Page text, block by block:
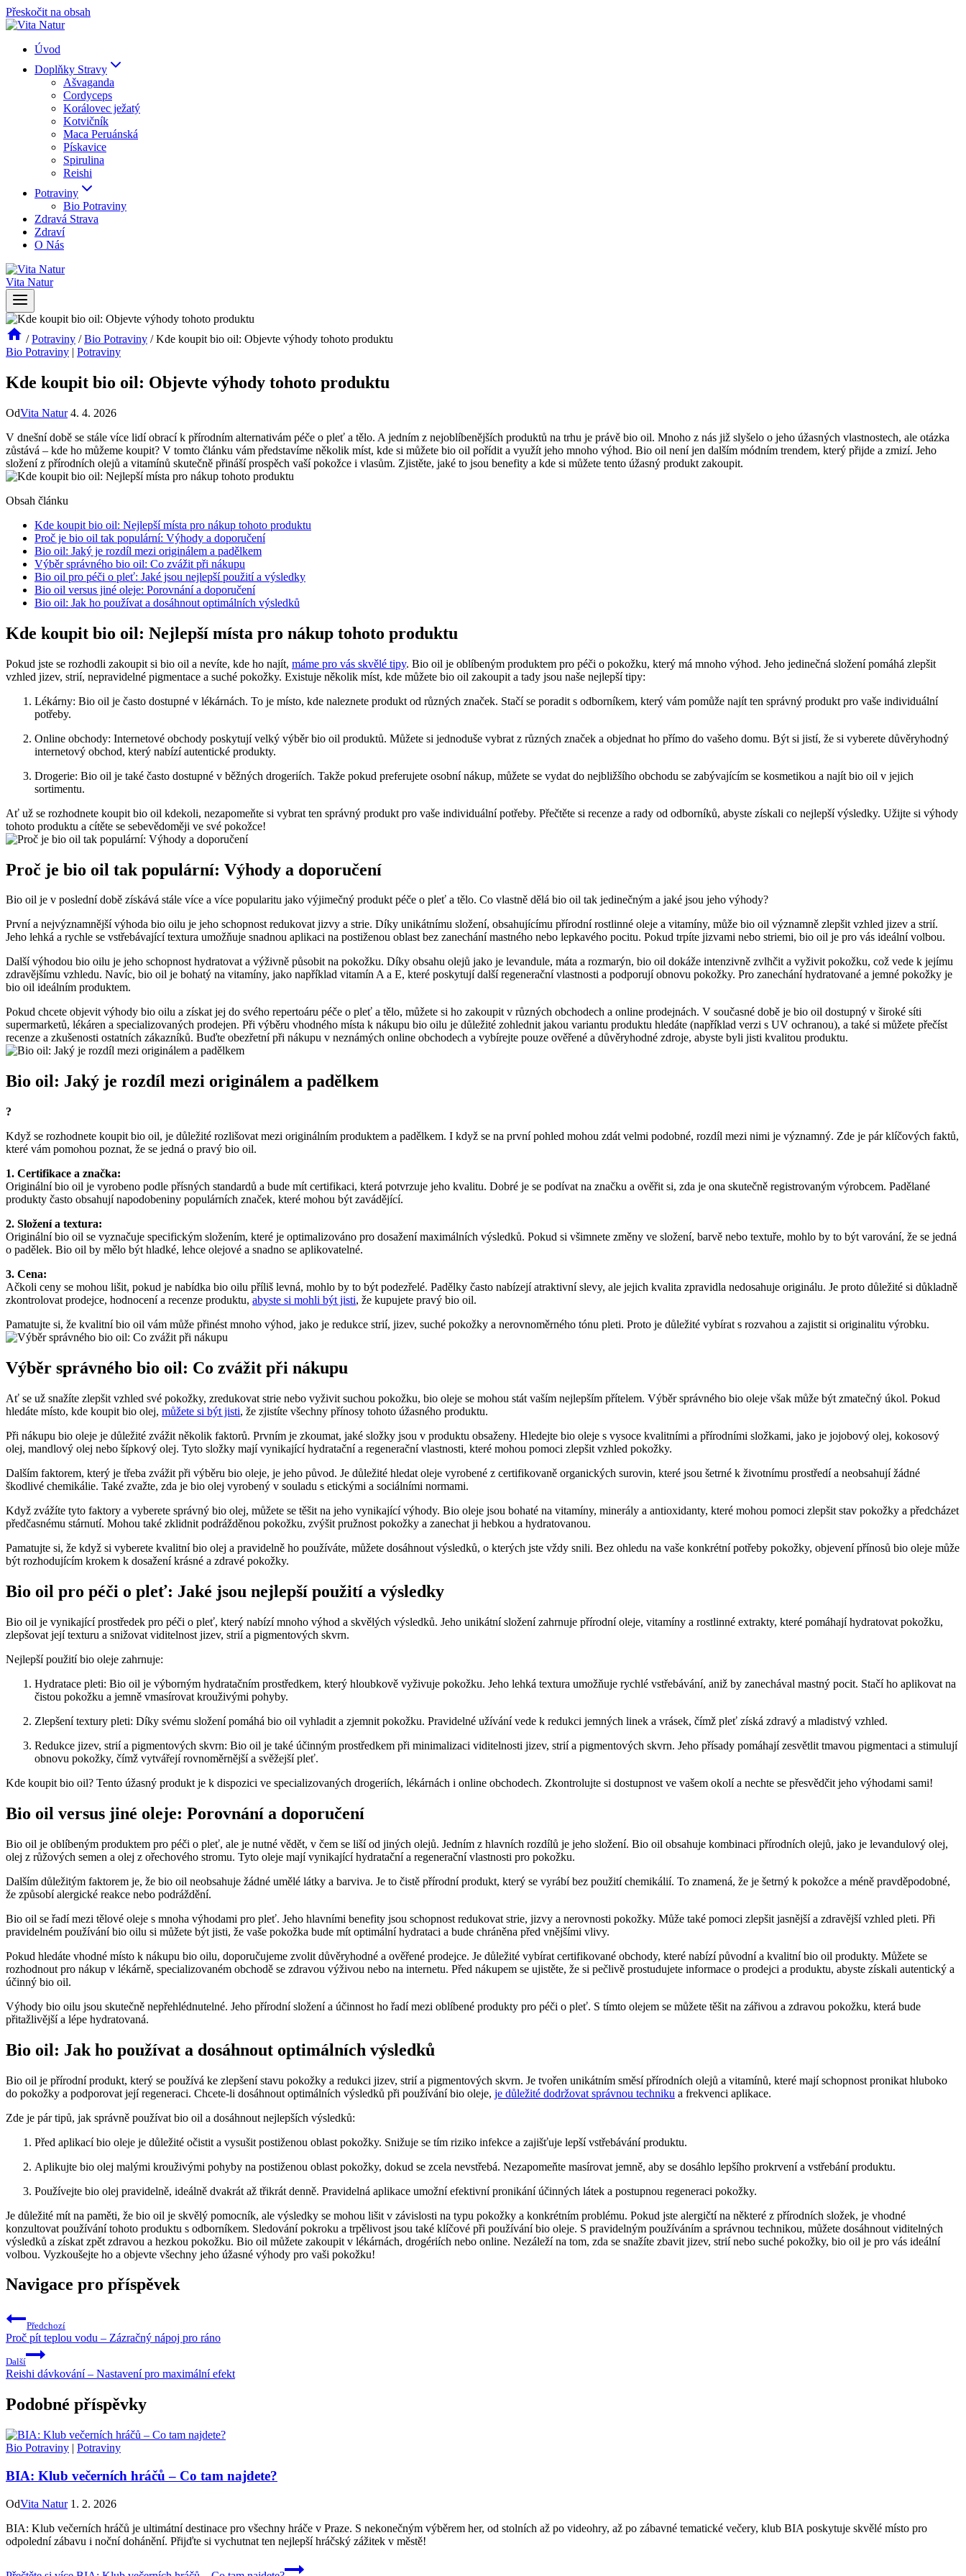
Přeskočit na obsah
Úvod
Doplňky Stravy
Ašvaganda
Cordyceps
Korálovec ježatý
Kotvičník
Maca Peruánská
Pískavice
Spirulina
Reishi
Potraviny
Bio Potraviny
Zdravá Strava
Zdraví
O Nás
Vita Natur
/ Potraviny / Bio Potraviny / Kde koupit bio oil: Objevte výhody tohoto produktu
Bio Potraviny | Potraviny
Kde koupit bio oil: Objevte výhody tohoto produktu
OdVita Natur 4. 4. 2026
V dnešní‌ době se stále více ⁤lidí obrací k přírodním⁣ alternativám péče o pleť a tělo. A jedním z nejoblíbenějších produktů na trhu je právě bio oil. Mnoho z nás již slyšelo o jeho úžasných vlastnostech, ale otázka
zůstává – kde ho můžeme koupit? V tomto článku vám⁢ představíme několik míst, kde si⁢ můžete bio oil pořídit a využít jeho mnoho ​výhod. Bio‌ oil není jen dalším módním⁢ trendem, který přijde a⁣ zmizí. ⁤Jeho
složení z přírodních olejů a vitamínů skutečně přináší prospěch vaší pokožce i vlasům. Zjistěte, jaké to jsou benefity a kde si můžete tento úžasný produkt ⁤zakoupit.
Obsah článku
Kde koupit bio oil: Nejlepší⁣ místa pro nákup tohoto produktu
Proč je bio oil ​tak populární: Výhody a ⁢doporučení
Bio oil: Jaký⁣ je⁢ rozdíl mezi originálem a padělkem
Výběr správného bio oil: Co zvážit⁣ při nákupu
Bio ⁣oil pro péči o pleť: Jaké jsou nejlepší použití a výsledky
Bio ​oil versus ⁤jiné oleje: Porovnání a doporučení
Bio oil: ⁢Jak‍ ho používat a dosáhnout optimálních výsledků
Kde koupit bio oil: Nejlepší⁣ místa pro nákup tohoto produktu
Pokud jste se rozhodli zakoupit si⁢ bio oil‍ a nevíte, kde ho najít, máme pro vás skvělé tipy. Bio oil je oblíbeným produktem pro péči o pokožku, který‍ má mnoho výhod. ‍Jeho jedinečná složení pomáhá zlepšit
vzhled jizev, strií,​ nepravidelné pigmentace a suché pokožky. Existuje několik míst, kde můžete bio oil ⁢zakoupit a tady jsou naše nejlepší tipy:
Lékárny: Bio oil⁤ je často dostupné v lékárnách. To⁣ je místo, kde naleznete produkt od⁣ různých značek. Stačí se poradit s odborníkem, který vám pomůže najít ten správný produkt​ pro vaše individuální
potřeby.
Online obchody: Internetové obchody poskytují velký výběr bio oil produktů. Můžete ‍si jednoduše vybrat z různých značek a objednat ho ⁣přímo do vašeho domu. Být si jistí, že si‍ vyberete důvěryhodný
internetový obchod, který nabízí autentické produkty.
Drogerie: Bio oil je také často dostupné v běžných drogeriích. Takže pokud preferujete osobní nákup, můžete se vydat do nejbližšího obchodu se zabývajícím se kosmetikou a najít ​bio oil v‌ jejich
sortimentu.
Ať už se rozhodnete koupit bio oil⁣ kdekoli,⁤ nezapomeňte si vybrat ten správný produkt pro vaše individuální potřeby. Přečtěte si recenze a rady‍ od odborníků, abyste získali co nejlepší výsledky. Užijte ‌si výhody
tohoto produktu a cítěte se ‌sebevědoměji ve své pokožce!
Proč je bio oil ​tak populární: Výhody a ⁢doporučení
Bio ‌oil je v poslední době získává stále více a více popularitu jako výjimečný produkt péče o⁢ pleť a tělo. Co vlastně dělá bio ‍oil⁤ tak jedinečným⁤ a jaké jsou jeho výhody?⁣
První a nejvýznamnější výhoda bio oilu je jeho schopnost redukovat jizvy​ a strie. Díky unikátnímu složení, obsahujícímu​ přírodní ⁣rostlinné⁤ oleje a vitamíny, může bio oil významně zlepšit vzhled⁣ jizev a strií.
Jeho lehká⁤ a rychle se vstřebávající textura umožňuje snadnou⁤ aplikaci na⁤ postiženou ‌oblast bez zanechání mastného nebo lepkavého pocitu. Pokud trpíte jizvami nebo striemi, bio oil je pro vás ideální volbou.
Další výhodou​ bio oilu ⁣je jeho schopnost hydratovat a výživně působit na pokožku. Díky obsahu olejů ​jako je levandule, máta a rozmarýn, bio ​oil dokáže intenzivně zvlhčit a vyživit pokožku, což vede k jejímu
zdravějšímu vzhledu. Navíc, bio‌ oil je bohatý ​na‌ vitamíny, jako například vitamín A a E, které poskytují ⁢další⁢ regenerační vlastnosti ‍a podporují obnovu pokožky. Pro zanechání hydratované a jemné pokožky ⁤je
bio oil ideálním produktem.
Pokud chcete objevit výhody bio oilu a získat jej ‍do svého ⁤repertoáru péče o pleť a tělo, můžete si ho zakoupit v různých obchodech a online prodejnách.​ V současné⁣ době je bio⁣ oil dostupný v široké síti
supermarketů, lékáren a specializovaných prodejen. ​Při výběru vhodného místa k nákupu bio oilu je důležité zohlednit jakou variantu produktu hledáte ⁤(například verzi ‌s UV ochranou), a také si můžete přečíst
recenze a zkušenosti ostatních zákazníků. Buďte obezřetní při nákupu v neznámých online obchodech a vybírejte pouze ověřené ​a důvěryhodné zdroje, abyste byli⁤ jisti‍ kvalitou produktu.
Bio oil: Jaký⁣ je⁢ rozdíl mezi originálem a padělkem
?
Když se rozhodnete koupit bio oil, je důležité rozlišovat mezi originálním produktem a padělkem. I když se na první pohled‍ mohou ​zdát velmi podobné, rozdíl mezi nimi je významný. Zde je pár klíčových faktů,
které vám pomohou poznat, ​že se jedná o pravý bio oil.
1. Certifikace a značka:
Originální bio oil je vyrobeno podle přísných⁤ standardů a bude mít certifikaci, která potvrzuje jeho ‍kvalitu. Dobré je se ⁢podívat na značku a ověřit si, zda je ona skutečně registrovaným výrobcem. Padělané
produkty často obsahují napodobeniny populárních značek, ​které mohou být zavádějící.
2. Složení a textura:
Originální bio oil se vyznačuje specifickým ​složením, které je optimalizováno ⁤pro dosažení maximálních‌ výsledků. Pokud si všimnete změny ve ⁣složení, barvě nebo textuře, mohlo by to být varování,​ že ⁣se jedná
o ⁣padělek. Bio⁣ oil by mělo být hladké, lehce olejové a ‍snadno se aplikovatelné.
3. Cena:
Ačkoli ceny se ⁢mohou lišit, pokud je nabídka bio oilu příliš levná, mohlo by to být podezřelé. Padělky často nabízejí atraktivní⁤ slevy, ale jejich kvalita zpravidla nedosahuje originálu. Je proto důležité si důkladně
‌zkontrolovat prodejce,‌ hodnocení a recenze⁣ produktu, abyste si mohli být jisti, že kupujete ⁤pravý‌ bio oil.
Pamatujte si, že kvalitní bio oil vám může přinést mnoho výhod, jako je redukce⁣ strií, jizev, suché pokožky a nerovnoměrného tónu pleti. Proto​ je důležité vybírat s rozvahou a zajistit si originalitu výrobku.
Výběr správného bio oil: Co zvážit⁣ při nákupu
Ať se už snažíte ⁤zlepšit vzhled své ⁣pokožky, zredukovat strie nebo vyživit suchou pokožku, bio oleje se mohou stát vaším nejlepším přítelem. Výběr správného bio oleje však může být⁣ zmatečný úkol. Pokud
⁤hledáte místo, ​kde koupit bio​ olej, můžete si být jisti, ⁢že zjistíte všechny⁣ přínosy tohoto úžasného produktu.
Při nákupu bio oleje je ​důležité zvážit několik faktorů. Prvním je zkoumat, jaké složky‍ jsou⁢ v‍ produktu obsaženy. Hledejte ⁣bio oleje s vysoce kvalitními a přírodními⁤ složkami, ⁣jako ⁢je jojobový olej, kokosový
olej, mandlový ⁣olej ‍nebo šípkový olej. Tyto složky mají ‌vynikající hydratační a regenerační ‍vlastnosti, které mohou pomoci zlepšit vzhled pokožky.
Dalším faktorem,⁣ který je třeba zvážit při výběru bio oleje, je jeho původ. Je ⁣důležité ‍hledat oleje vyrobené ​z certifikovaně organických surovin, které jsou šetrné k ⁣životnímu prostředí ⁤a neobsahují žádné
škodlivé chemikálie. Také zvažte, zda je bio olej vyrobený ⁤v souladu s etickými a sociálními⁤ normami.
Když zvážíte tyto faktory a vyberete správný bio olej, můžete se těšit na jeho vynikající výhody. Bio oleje jsou bohaté na vitamíny, minerály a antioxidanty, které ⁣mohou pomoci zlepšit stav pokožky​ a předcházet
předčasnému stárnutí. Mohou také zklidnit podrážděnou pokožku, zvýšit pružnost ⁤pokožky a zanechat ji hebkou a hydratovanou.
Pamatujte si, že když si ‌vyberete kvalitní bio olej a pravidelně ho používáte, můžete dosáhnout výsledků, o ⁣kterých jste vždy snili. Bez ohledu na vaše konkrétní potřeby pokožky,​ objevení přínosů bio oleje může
být rozhodujícím ⁤krokem k dosažení krásné a zdravé pokožky.
Bio ⁣oil pro péči o pleť: Jaké jsou nejlepší použití a výsledky
Bio oil je vynikající⁤ prostředek pro péči o pleť, který nabízí mnoho výhod a skvělých výsledků. ‌Jeho unikátní složení zahrnuje přírodní oleje, vitamíny a rostlinné extrakty, které ⁣pomáhají hydratovat pokožku,
zlepšovat její ‌texturu a snižovat viditelnost jizev, ​strií a‌ pigmentových skvrn.
Nejlepší použití bio‌ oleje zahrnuje:
Hydratace pleti: Bio​ oil je výborným hydratačním prostředkem,⁤ který hloubkově vyživuje⁢ pokožku. Jeho lehká textura umožňuje rychlé vstřebávání, aniž by zanechával mastný pocit. Stačí ho aplikovat na⁣
čistou pokožku a jemně vmasírovat⁣ krouživými pohyby.
Zlepšení textury pleti: Díky svému složení pomáhá bio⁤ oil vyhladit a zjemnit ⁣pokožku. Pravidelné užívání vede k redukci jemných linek a vrásek, ​čímž pleť získá zdravý a mladistvý vzhled.
Redukce jizev, strií a pigmentových skvrn:⁤ Bio oil je také účinným prostředkem při minimalizaci⁢ viditelnosti jizev,⁣ strií a pigmentových skvrn. Jeho přísady pomáhají ‍zesvětlit tmavou pigmentaci a stimulují
obnovu pokožky, čímž vytvářejí ⁢rovnoměrnější a svěžejší pleť.
Kde koupit bio oil? Tento úžasný produkt je k dispozici ve specializovaných⁤ drogeriích, lékárnách i online obchodech. Zkontrolujte si dostupnost ve vašem okolí a nechte se⁤ přesvědčit jeho výhodami sami!
Bio ​oil versus ⁤jiné oleje: Porovnání a doporučení
Bio oil je oblíbeným‍ produktem pro péči o pleť, ale‍ je nutné vědět, v čem⁤ se liší od jiných olejů. Jedním z hlavních‌ rozdílů je jeho složení. ‍Bio oil obsahuje kombinaci přírodních olejů, jako je levandulový olej,
olej z růžových semen a olej z ořechového stromu. Tyto oleje mají vynikající ‌hydratační a regenerační vlastnosti pro pokožku.
Dalším důležitým faktorem je,​ že bio oil‍ neobsahuje žádné ⁤umělé látky a⁢ barviva. Je⁢ to čistě ‍přírodní produkt, který se vyrábí bez použití chemikálií. To znamená, že je šetrný k ‌pokožce a méně pravděpodobné,
že způsobí alergické reakce nebo ⁤podráždění.
Bio‍ oil se řadí mezi tělové oleje s mnoha výhodami⁤ pro pleť. Jeho hlavními benefity jsou schopnost redukovat strie, jizvy a nerovnosti pokožky. Může také pomoci zlepšit jasnější a‍ zdravější vzhled pleti. Při
pravidelném používání bio oilu si můžete být ⁤jisti, že vaše pokožka bude mít optimální hydrataci a bude chráněna ⁤před vnějšími vlivy.
Pokud ⁤hledáte vhodné místo k nákupu bio oilu, doporučujeme zvolit důvěryhodné a ověřené prodejce. Je důležité ⁣vybírat certifikované obchody, které nabízí⁣ původní⁤ a kvalitní bio oil⁣ produkty. Můžete se
rozhodnout pro nákup v lékárně, specializovaném obchodě se zdravou výživou nebo na internetu. Před nákupem se ujistěte,⁣ že si pečlivě prostudujete​ informace o prodejci a produktu, abyste získali autentický a
účinný bio oil.
Výhody bio⁢ oilu jsou skutečně nepřehlédnutelné. Jeho přírodní složení a‌ účinnost ho řadí⁢ mezi oblíbené produkty pro péči o​ pleť. S tímto olejem se⁤ můžete těšit na zářivou a zdravou pokožku, ‌která bude
přitažlivější ​a lépe⁢ hydratovaná.
Bio oil: ⁢Jak‍ ho používat a dosáhnout optimálních výsledků
Bio oil je přírodní produkt, který ⁤se používá ke zlepšení stavu pokožky a redukci jizev, strií a pigmentových skvrn. Je tvořen ⁢unikátním směsí přírodních olejů a vitamínů, které mají⁤ schopnost ​pronikat hluboko
do pokožky a podporovat její regeneraci. Chcete-li dosáhnout optimálních výsledků při‌ používání bio oleje, je důležité dodržovat správnou techniku a frekvenci ⁤aplikace.
Zde je⁤ pár tipů, jak správně používat bio oil a dosáhnout ⁤nejlepších výsledků:
Před ⁤aplikací bio oleje je důležité ⁤očistit a vysušit postiženou oblast pokožky. Snižuje se tím riziko infekce ⁤a zajišťuje lepší ⁤vstřebávání produktu.
Aplikujte bio olej malými krouživými pohyby na postiženou oblast pokožky, dokud se zcela nevstřebá. Nezapomeňte⁤ masírovat jemně, aby se dosáhlo lepšího prokrvení a vstřebání produktu.
Používejte bio olej ‍pravidelně, ideálně dvakrát až​ třikrát denně. Pravidelná⁣ aplikace umožní efektivní pronikání účinných látek a postupnou regeneraci pokožky.
Je důležité mít na paměti, že bio oil je skvělý pomocník, ale výsledky se mohou lišit v závislosti na typu pokožky⁣ a konkrétním problému.‍ Pokud jste alergičtí⁣ na některé z přírodních složek, je vhodné⁣
konzultovat používání tohoto produktu s odborníkem. Sledování pokroku a trpělivost jsou také klíčové při používání bio oleje. S pravidelným⁤ používáním a ​správnou technikou, můžete dosáhnout viditelných
⁤výsledků a získat ⁢zpět ‍zdravou a hezkou pokožku. Bio oil můžete ⁤zakoupit v lékárnách, drogériích nebo ⁤online. Nezáleží na tom, zda se snažíte zbavit‍ jizev, strií ‌nebo suché pokožky, bio oil je pro ⁤vás ideální​
volbou. Vyzkoušejte ho a objevte všechny jeho úžasné výhody pro vaši pokožku!⁤
Navigace pro příspěvek
Předchozí
Proč pít teplou vodu – Zázračný nápoj pro ráno
Další
Reishi dávkování – Nastavení pro maximální efekt
Podobné příspěvky
Bio Potraviny | Potraviny
BIA: Klub večerních hráčů – Co tam najdete?
OdVita Natur 1. 2. 2026
BIA: Klub večerních hráčů je ultimátní destinace pro všechny hráče v Praze. S nekonečným výběrem her, od stolních až po videohry, až po zábavné tematické večery, klub BIA poskytuje skvělé místo pro
odpolední zábavu i noční dohánění. Přijďte si vychutnat ten nejlepší hráčský zážitek v městě!